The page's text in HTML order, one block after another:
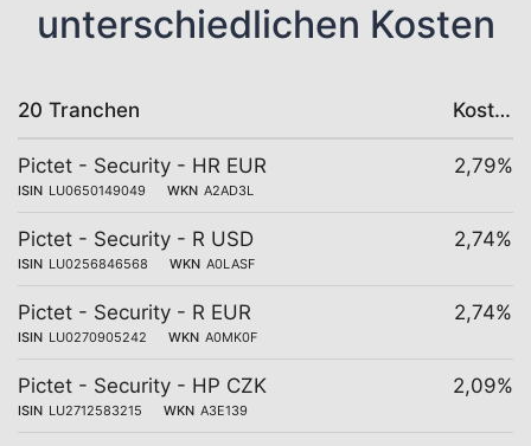
unterschiedlichen Kosten
20 Tranchen Kosten
Pictet - Security - HR EUR
ISIN LU0650149049 WKN A2AD3L
2,79%
Pictet - Security - R USD
ISIN LU0256846568 WKN A0LASF
2,74%
Pictet - Security - R EUR
ISIN LU0270905242 WKN A0MK0F
2,74%
Pictet - Security - HP CZK
ISIN LU2712583215 WKN A3E139
2,09%